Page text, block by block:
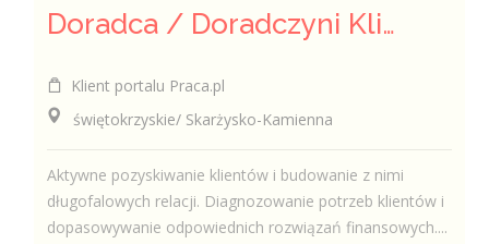
Doradca / Doradczyni Klienta – branża finansowa
Klient portalu Praca.pl
świętokrzyskie/ Skarżysko-Kamienna
Aktywne pozyskiwanie klientów i budowanie z nimi
długofalowych relacji. Diagnozowanie potrzeb klientów i
dopasowywanie odpowiednich rozwiązań finansowych....